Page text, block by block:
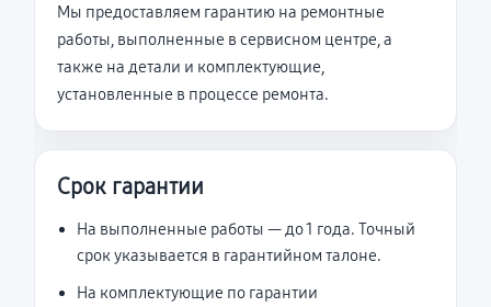
Мы предоставляем гарантию на ремонтные
работы, выполненные в сервисном центре, а
также на детали и комплектующие,
установленные в процессе ремонта.
Срок гарантии
На выполненные работы — до 1 года. Точный
срок указывается в гарантийном талоне.
На комплектующие по гарантии